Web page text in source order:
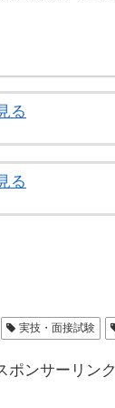
る
る
実技・面接試験
ポンサーリンク